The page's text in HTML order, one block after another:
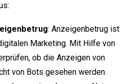
: Anzeigenbetrug ist
Marketing. Mit Hilfe von
ob die Anzeigen von
von Bots gesehen werden.